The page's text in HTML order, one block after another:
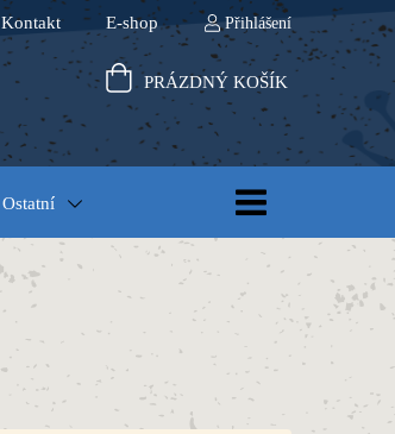
Kontakt E-shop Přihlášení
PRÁZDNÝ KOŠÍK
Ostatní